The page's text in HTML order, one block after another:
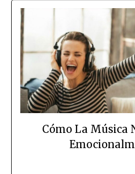
Cómo La Música